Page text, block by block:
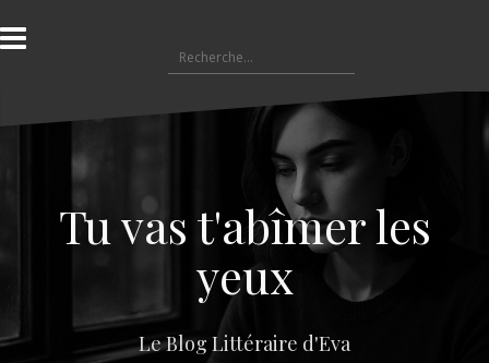
l
a
e
e
Tu vas t'abîmer les
yeux
Le Blog Littéraire d'Eva